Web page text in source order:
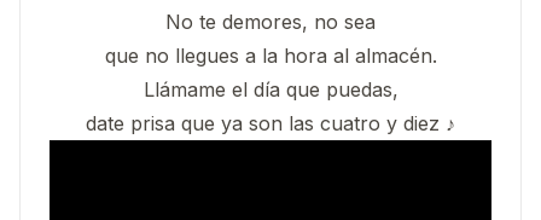
No te demores, no sea
que no llegues a la hora al almacén.
Llámame el día que puedas,
date prisa que ya son las cuatro y diez ♪